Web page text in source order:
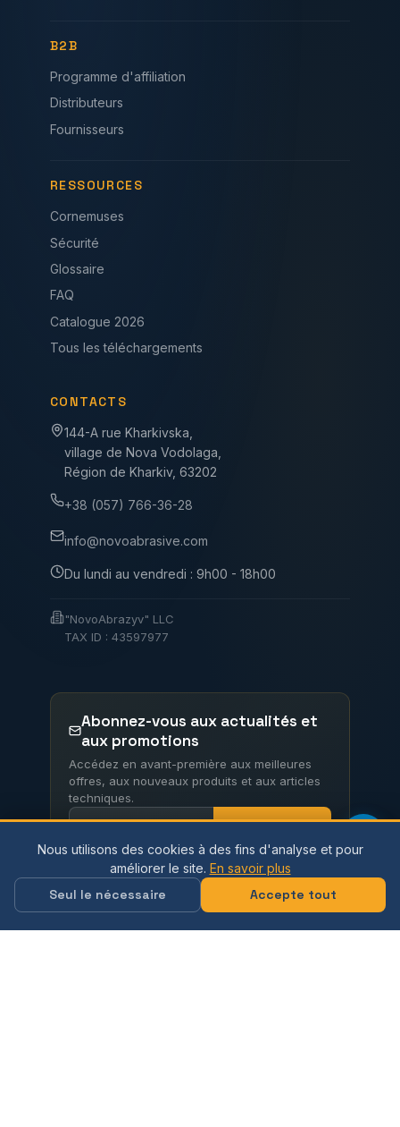
B2B
Programme d'affiliation
Distributeurs
Fournisseurs
RESSOURCES
Cornemuses
Sécurité
Glossaire
FAQ
Catalogue 2026
Tous les téléchargements
CONTACTS
144-A rue Kharkivska,
village de Nova Vodolaga,
Région de Kharkiv, 63202
+38 (057) 766-36-28
info@novoabrasive.com
Du lundi au vendredi : 9h00 - 18h00
"NovoAbrazyv" LLC
TAX ID : 43597977
Abonnez-vous aux actualités et
aux promotions
Accédez en avant-première aux meilleures
offres, aux nouveaux produits et aux articles
techniques.
S'inscrire
J'acceptela politique de confidentialité
Demander un devis / Nous contacter
Nous utilisons des cookies à des fins d'analyse et pour
améliorer le site. En savoir plus
Seul le nécessaire Accepte tout